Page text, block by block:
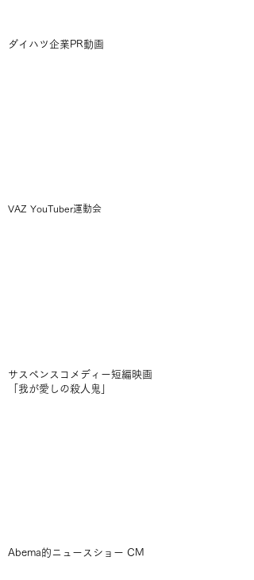
VAZ YouTuber運動会
サスペンスコメディー短編映画
「我が愛しの殺人鬼」
Abema的ニュースショー CM
​ダイハツ企業PR動画